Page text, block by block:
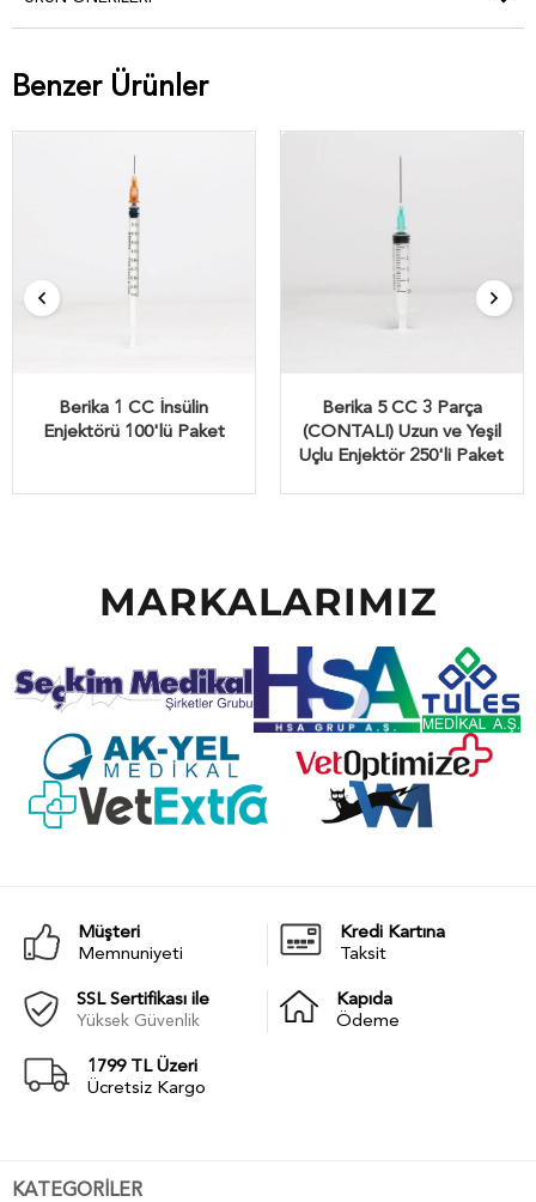
Benzer Ürünler
Berika 1 CC İnsülin
Enjektörü 100'lü Paket
Berika 5 CC 3 Parça
(CONTALI) Uzun ve Yeşil
Uçlu Enjektör 250'li Paket
MARKALARIMIZ
Müşteri
Memnuniyeti
Kredi Kartına
Taksit
SSL Sertifikası ile
Yüksek Güvenlik
Kapıda
Ödeme
1799 TL Üzeri
Ücretsiz Kargo
KATEGORİLER